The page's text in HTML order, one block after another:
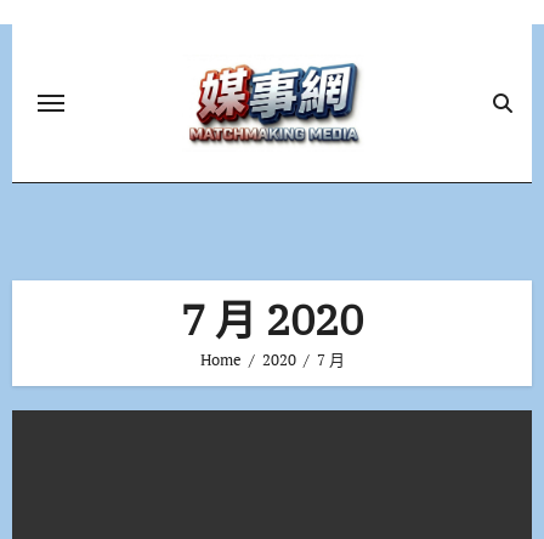
7 月 2020
Home 2020 7 月